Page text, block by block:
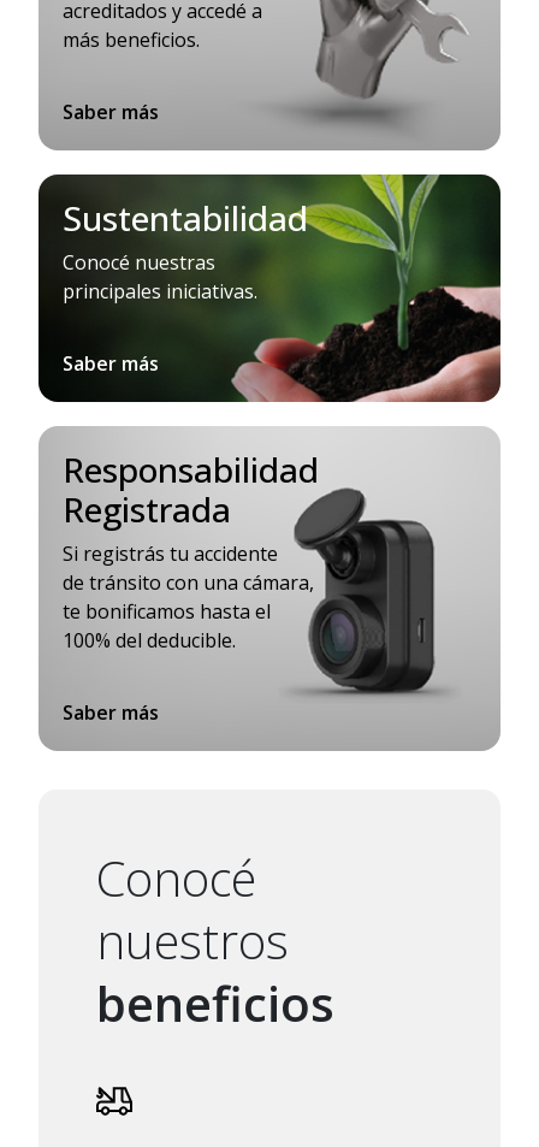
acreditados y accedé a
más beneficios.
Saber más
Sustentabilidad
Conocé nuestras
principales iniciativas.
Saber más
Responsabilidad
Registrada
Si registrás tu accidente
de tránsito con una cámara,
te bonificamos hasta el
100% del deducible.
Saber más
Conocé
nuestros
beneficios